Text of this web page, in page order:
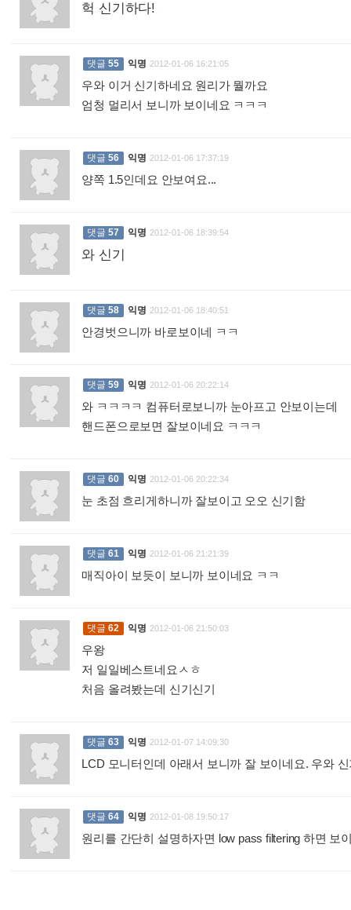
헉 신기하다!
댓글 55 익명 2012-01-06 16:21:05
우와 이거 신기하네요 원리가 뭘까요
엄청 멀리서 보니까 보이네요 ㅋㅋㅋ
댓글 56 익명 2012-01-06 17:37:19
양쪽 1.5인데요 안보여요...
댓글 57 익명 2012-01-06 18:39:54
와 신기
댓글 58 익명 2012-01-06 18:40:51
안경벗으니까 바로보이네 ㅋㅋ
댓글 59 익명 2012-01-06 20:22:14
와 ㅋㅋㅋㅋ 컴퓨터로보니까 눈아프고 안보이는데
핸드폰으로보면 잘보이네요 ㅋㅋㅋ
댓글 60 익명 2012-01-06 20:22:34
눈 초점 흐리게하니까 잘보이고 오오 신기함
댓글 61 익명 2012-01-06 21:21:39
매직아이 보듯이 보니까 보이네요 ㅋㅋ
댓글 62 익명 2012-01-06 21:50:03
우왕
저 일일베스트네요ㅅㅎ
처음 올려봤는데 신기신기
댓글 63 익명 2012-01-07 14:09:30
LCD 모니터인데 아래서 보니까 잘 보이네요. 우와
댓글 64 익명 2012-01-08 19:50:17
원리를 간단히 설명하자면 low pass filtering 하면 보